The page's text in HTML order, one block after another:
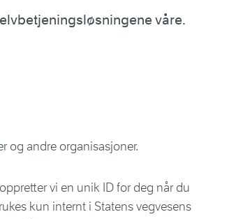
våre.
og andre organisasjoner.
vi en unik ID for deg når du
kun internt i Statens vegvesens